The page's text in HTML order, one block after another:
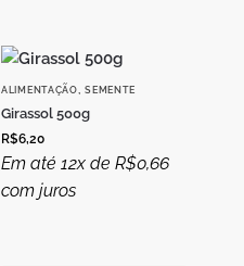
ALIMENTAÇÃO,SEMENTE
Girassol 500g
R$6,20
Em até 12x de R$0,66
com juros